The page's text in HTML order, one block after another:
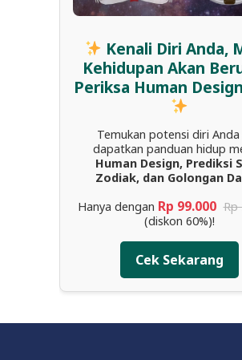
Kenali Diri Anda,
Kehidupan Akan
Periksa Human
Temukan potensi diri Anda
dapatkan panduan hidup
Human Design, Prediksi
Zodiak, dan Golongan
Hanya dengan Rp 99.000 Rp
(diskon 60%)!
Cek Sekarang